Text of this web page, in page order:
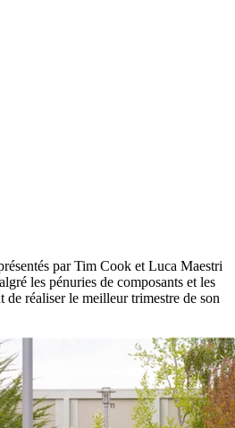
par Tim Cook et Luca Maestri
les pénuries de composants et les
réaliser le meilleur trimestre de son